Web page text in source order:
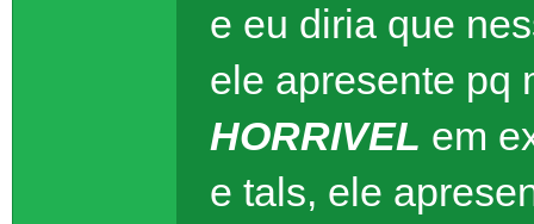
e eu diria que
ele apresente pq
HORRIVEL em
e tals, ele